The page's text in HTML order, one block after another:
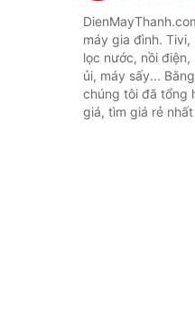
máy gia đình.
lọc nước, nồi
ủi, máy sấy...
chúng tôi đã tổng
giá, tìm giá rẻ